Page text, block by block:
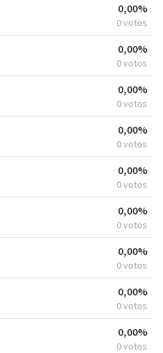
0,00%
0 votos
0,00%
0 votos
0,00%
0 votos
0,00%
0 votos
0,00%
0 votos
0,00%
0 votos
0,00%
0 votos
0,00%
0 votos
0,00%
0 votos